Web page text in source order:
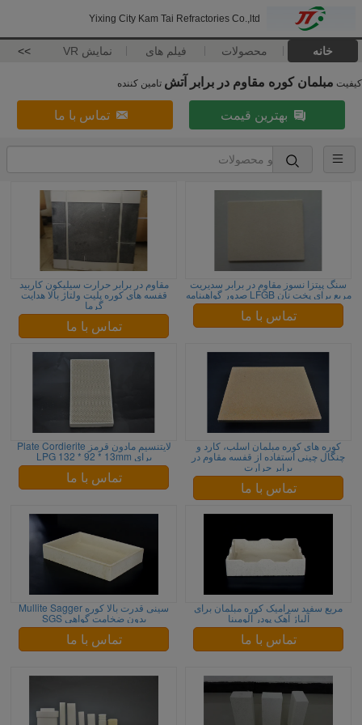
Yixing City Kam Tai Refractories Co.,ltd
خانه محصولات فیلم های نمایش VR >>
کیفیت مبلمان کوره مقاوم در برابر آتش تامین کننده
بهترین قیمت تماس با ما
مقاوم در برابر حرارت سیلیکون کاربید
قفسه های کوره پلیت ولتاژ بالا هدایت
گرما
تماس با ما
سنگ پیتزا نسوز مقاوم در برابر سدیریت
مربع برای پخت نان LFGB صدور گواهینامه
تماس با ما
لایتنسیم مادون قرمز Plate Cordierite
برای LPG 132 * 92 * 13mm
تماس با ما
کوره های کوره مبلمان اسلب، کارد و
چنگال چینی استفاده از قفسه مقاوم در
برابر حرارت
تماس با ما
سینی قدرت بالا کوره Mullite Sagger
بدون ضخامت گواهی SGS
تماس با ما
مربع سفید سرامیک کوره مبلمان برای
آلیاژ آهک پودر آلومینا
تماس با ما